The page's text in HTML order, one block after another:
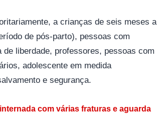
a crianças de seis meses a
de pós-parto), pessoas com
liberdade, professores, pessoas com
adolescente em medida
e segurança.
com várias fraturas e aguarda